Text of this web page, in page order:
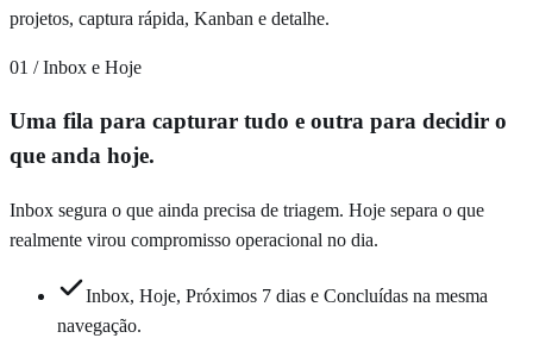
projetos, captura rápida, Kanban e detalhe.
01 / Inbox e Hoje
Uma fila para capturar tudo e outra para decidir o
que anda hoje.
Inbox segura o que ainda precisa de triagem. Hoje separa o que
realmente virou compromisso operacional no dia.
Inbox, Hoje, Próximos 7 dias e Concluídas na mesma
navegação.